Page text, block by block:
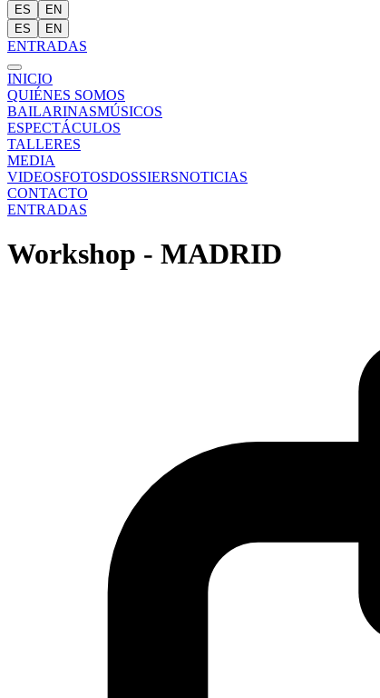
ES
EN
ES
EN
ENTRADAS
INICIO
QUIÉNES SOMOS
BAILARINASMÚSICOS
ESPECTÁCULOS
TALLERES
MEDIA
VIDEOSFOTOSDOSSIERSNOTICIAS
CONTACTO
ENTRADAS
Workshop - MADRID